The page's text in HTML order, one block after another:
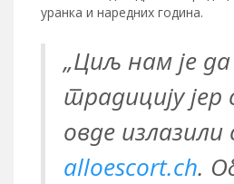
уранка и наредних година.
„Циљ нам је
традицију јер
овде излазили
alloescort.ch.